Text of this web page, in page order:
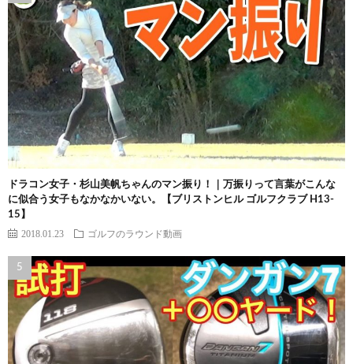
ドラコン女子・杉山美帆ちゃんのマン振り！｜万振りって言葉がこんな
に似合う女子もなかなかいない。【ブリストンヒル ゴルフクラブ H13-
15】
2018.01.23 ゴルフのラウンド動画